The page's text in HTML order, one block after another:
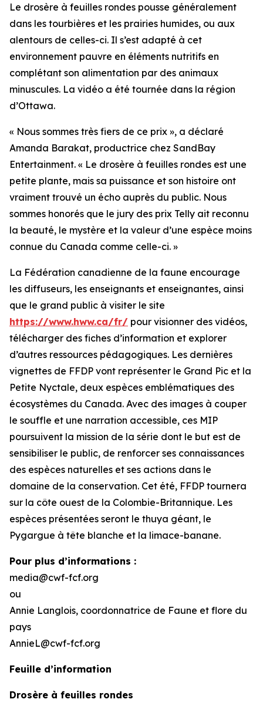
Le drosère à feuilles rondes pousse généralement
dans les tourbières et les prairies humides, ou aux
alentours de celles-ci. Il s’est adapté à cet
environnement pauvre en éléments nutritifs en
complétant son alimentation par des animaux
minuscules. La vidéo a été tournée dans la région
d’Ottawa.
« Nous sommes très fiers de ce prix », a déclaré
Amanda Barakat, productrice chez SandBay
Entertainment. « Le drosère à feuilles rondes est une
petite plante, mais sa puissance et son histoire ont
vraiment trouvé un écho auprès du public. Nous
sommes honorés que le jury des prix Telly ait reconnu
la beauté, le mystère et la valeur d’une espèce moins
connue du Canada comme celle-ci. »
La Fédération canadienne de la faune encourage
les diffuseurs, les enseignants et enseignantes, ainsi
que le grand public à visiter le site
https://www.hww.ca/fr/ pour visionner des vidéos,
télécharger des fiches d’information et explorer
d’autres ressources pédagogiques. Les dernières
vignettes de FFDP vont représenter le Grand Pic et la
Petite Nyctale, deux espèces emblématiques des
écosystèmes du Canada. Avec des images à couper
le souffle et une narration accessible, ces MIP
poursuivent la mission de la série dont le but est de
sensibiliser le public, de renforcer ses connaissances
des espèces naturelles et ses actions dans le
domaine de la conservation. Cet été, FFDP tournera
sur la côte ouest de la Colombie-Britannique. Les
espèces présentées seront le thuya géant, le
Pygargue à tête blanche et la limace-banane.
Pour plus d’informations :
media@cwf-fcf.org
ou
Annie Langlois, coordonnatrice de Faune et flore du
pays
AnnieL@cwf-fcf.org
Feuille d’information
Drosère à feuilles rondes